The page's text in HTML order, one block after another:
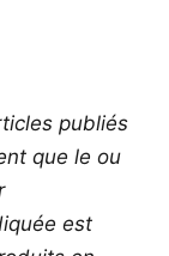
publiés
que le ou
est